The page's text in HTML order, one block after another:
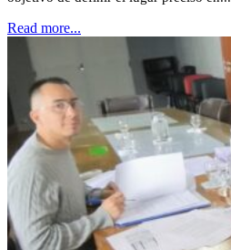
Read more...